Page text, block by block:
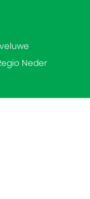
Neder